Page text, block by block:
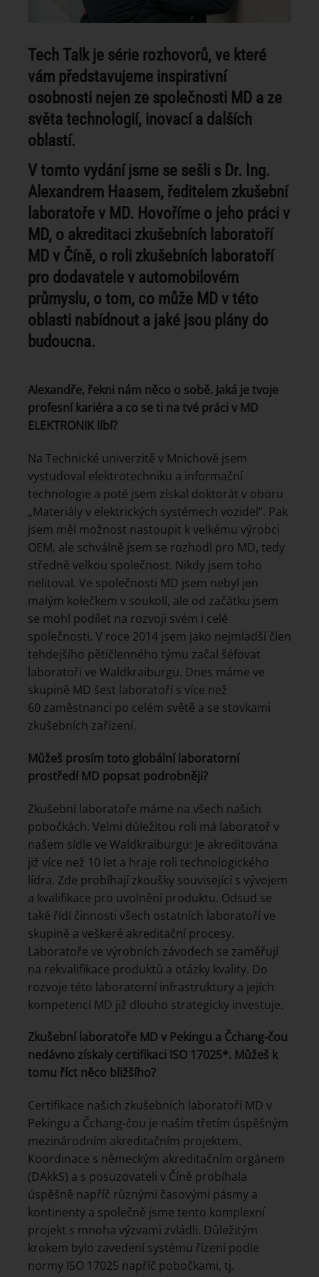
Tech Talk je série rozhovorů, ve které
vám představujeme inspirativní
osobnosti nejen ze společnosti MD a ze
světa technologií, inovací a dalších
oblastí.
V tomto vydání jsme se sešli s Dr. Ing.
Alexandrem Haasem, ředitelem zkušební
laboratoře v MD. Hovoříme o jeho práci v
MD, o akreditaci zkušebních laboratoří
MD v Číně, o roli zkušebních laboratoří
pro dodavatele v automobilovém
průmyslu, o tom, co může MD v této
oblasti nabídnout a jaké jsou plány do
budoucna.
Alexandře, řekni nám něco o sobě. Jaká je tvoje
profesní kariéra a co se ti na tvé práci v MD
ELEKTRONIK líbí?
Na Technické univerzitě v Mnichově jsem
vystudoval elektrotechniku a informační
technologie a poté jsem získal doktorát v oboru
„Materiály v elektrických systémech vozidel“. Pak
jsem měl možnost nastoupit k velkému výrobci
OEM, ale schválně jsem se rozhodl pro MD, tedy
středně velkou společnost. Nikdy jsem toho
nelitoval. Ve společnosti MD jsem nebyl jen
malým kolečkem v soukolí, ale od začátku jsem
se mohl podílet na rozvoji svém i celé
společnosti. V roce 2014 jsem jako nejmladší člen
tehdejšího pětičlenného týmu začal šéfovat
laboratoři ve Waldkraiburgu. Dnes máme ve
skupině MD šest laboratoří s více než
60 zaměstnanci po celém světě a se stovkami
zkušebních zařízení.
Můžeš prosím toto globální laboratorní
prostředí MD popsat podrobněji?
Zkušební laboratoře máme na všech našich
pobočkách. Velmi důležitou roli má laboratoř v
našem sídle ve Waldkraiburgu: Je akreditována
již více než 10 let a hraje roli technologického
lídra. Zde probíhají zkoušky související s vývojem
a kvalifikace pro uvolnění produktu. Odsud se
také řídí činnosti všech ostatních laboratoří ve
skupině a veškeré akreditační procesy.
Laboratoře ve výrobních závodech se zaměřují
na rekvalifikace produktů a otázky kvality. Do
rozvoje této laboratorní infrastruktury a jejích
kompetencí MD již dlouho strategicky investuje.
Zkušební laboratoře MD v Pekingu a Čchang-čou
nedávno získaly certifikaci ISO 17025*. Můžeš k
tomu říct něco bližšího?
Certifikace našich zkušebních laboratoří MD v
Pekingu a Čchang-čou je naším třetím úspěšným
mezinárodním akreditačním projektem.
Koordinace s německým akreditačním orgánem
(DAkkS) a s posuzovateli v Číně probíhala
úspěšně napříč různými časovými pásmy a
kontinenty a společně jsme tento komplexní
projekt s mnoha výzvami zvládli. Důležitým
krokem bylo zavedení systému řízení podle
normy ISO 17025 napříč pobočkami, tj.